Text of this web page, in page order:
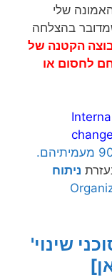
שלי
בהצלחה
הקטנה של
לחסום או
Influencers או key influencers או change
ניתוח
שינוי'